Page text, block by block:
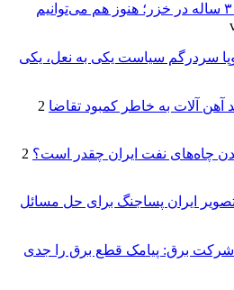
فرصت‌سوزی ۳۰ ساله در خزر؛ هنوز هم می‌توانیم
سردرگم سیاست یکی به نعل، یکی
آلات به خاطر کمبود تقاضا 2
چاه‌های نفت ایران چقدر است؟ 2
ایران پساجنگ برای حل مسائل
برق: پیامک قطع برق را جدی